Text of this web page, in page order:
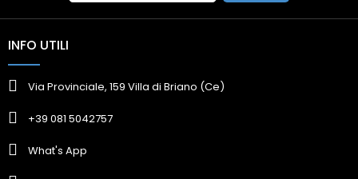
INFO UTILI
Via Provinciale, 159 Villa di Briano (Ce)
+39 081 5042757
What's App